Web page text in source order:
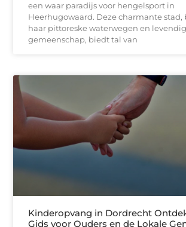
een waar paradijs voor hengelsport in
Heerhugowaard. Deze charmante stad,
haar pittoreske waterwegen en
gemeenschap, biedt tal van
Kinderopvang in Dordrecht
Gids voor Ouders en de Lokale